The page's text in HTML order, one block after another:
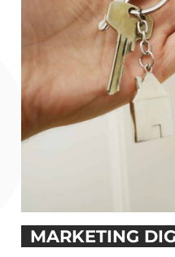
Votre demande
MARKETING